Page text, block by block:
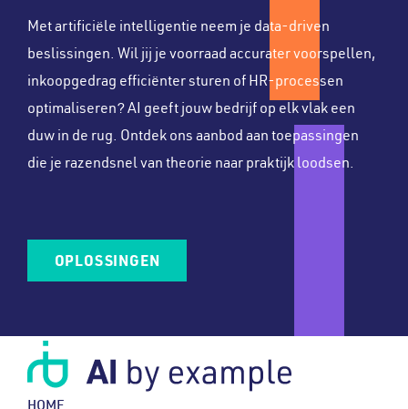
Met artificiële intelligentie neem je data-driven
beslissingen. Wil jij je voorraad accurater voorspellen,
inkoopgedrag efficiënter sturen of HR-processen
optimaliseren? AI geeft jouw bedrijf op elk vlak een
duw in de rug. Ontdek ons aanbod aan toepassingen
die je razendsnel van theorie naar praktijk loodsen.
OPLOSSINGEN
HOME